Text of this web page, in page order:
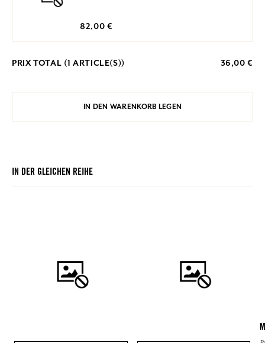
82,00 €
PRIX TOTAL (1 ARTICLE(S)) 36,00 €
IN DEN WARENKORB LEGEN
IN DER GLEICHEN REIHE